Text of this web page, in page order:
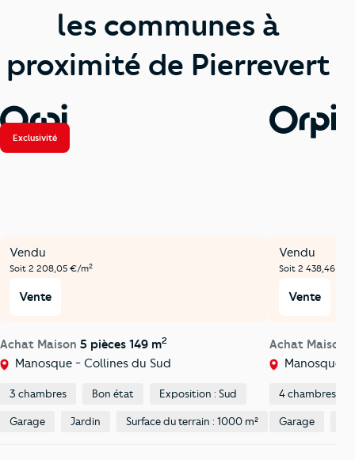
les communes à
proximité de Pierrevert
Exclusivité
Vendu
Soit 2 208,05 €/m2
Vente
Achat Maison 5 pièces 149 m2
Manosque - Collines du Sud
3 chambres Bon état Exposition : Sud
Garage Jardin Surface du terrain : 1000 m²
Vendu
Soit 2 438,46 €/
Vente
Achat Maison
Manosque -
4 chambres
Garage